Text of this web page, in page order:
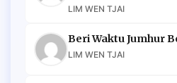
LIM WEN TJAI
Beri Waktu Jumhur
LIM WEN TJAI